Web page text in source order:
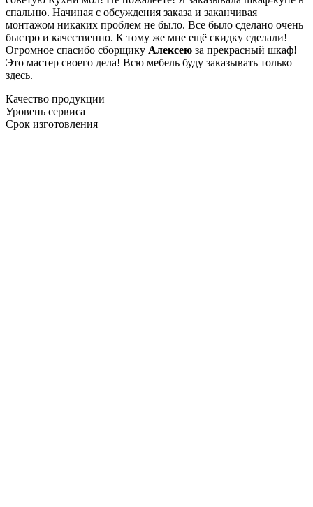
спальню. Начиная с обсуждения заказа и заканчивая
монтажом никаких проблем не было. Все было сделано очень
быстро и качественно. К тому же мне ещё скидку сделали!
Огромное спасибо сборщику Алексею за прекрасный шкаф!
Это мастер своего дела! Всю мебель буду заказывать только
здесь.
Качество продукции
Уровень сервиса
Срок изготовления